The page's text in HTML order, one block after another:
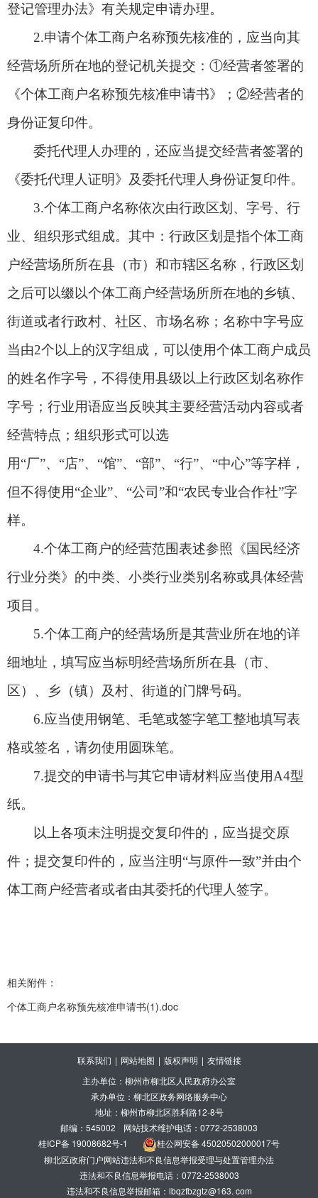
登记管理办法》有关规定申请办理。
2.申请个体工商户名称预先核准的，应当向其
经营场所所在地的登记机关提交：①经营者签署的
《个体工商户名称预先核准申请书》；②经营者的
身份证复印件。
委托代理人办理的，还应当提交经营者签署的
《委托代理人证明》及委托代理人身份证复印件。
3.个体工商户名称依次由行政区划、字号、行
业、组织形式组成。 其中： 行政区划是指个体工商
户经营场所所在县（市）和市辖区名称，行政区划
之后可以缀以个体工商户经营场所所在地的乡镇、
街道或者行政村、社区、市场名称； 名称中字号应
当由2个以上的汉字组成，可以使用个体工商户成员
的姓名作字号，不得使用县级以上行政区划名称作
字号 ； 行业用语应当反映其主要经营活动内容或者
经营特点； 组织形式可以选
用“厂”、“店”、“馆”、“部”、“行”、“中心”等字样，
但不得使用“企业”、“公司”和“农民专业合作社”字
样。
4.个体工商户的经营范围表述参照《国民经济
行业分类》的中类、小类行业类别名称或具体经营
项目。
5.个体工商户的经营场所是其营业所在地的详
细地址，填写应当标明经营场所所在县（市、
区）、
乡（镇）及村、街道的门牌号码。
6.应当使用钢笔、毛笔或签字笔工整地填写表
格或签名，请勿使用圆珠笔。
7.提交的申请书与其它申请材料应当使用A4型
纸。
以上各项未注明提交复印件的，应当提交原
件；提交复印件的，应当注明“与原件一致”并由个
体工商户经营者或者由其委托的代理人签字。
相关附件：
个体工商户名称预先核准申请书(1).doc
联系我们 | 网站地图 | 版权声明 | 友情链接
主办单位：柳州市柳北区人民政府办公室
承办单位：柳北区政务网络服务中心
地址：柳州市柳北区胜利路12-8号
邮编：545002
网站技术维护电话：0772-2538003
桂ICP备 19008682号-1
桂公网安备 45020502000017号
柳北区政府门户网站违法和不良信息举报受理与处置管理办法
违法和不良信息举报电话：0772-2538003
违法和不良信息举报邮箱：lbqzfbzgtz@163. com